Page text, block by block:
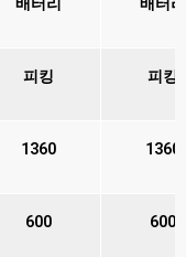
배터리 배터리
피킹 피킹
1360 1360
600 600